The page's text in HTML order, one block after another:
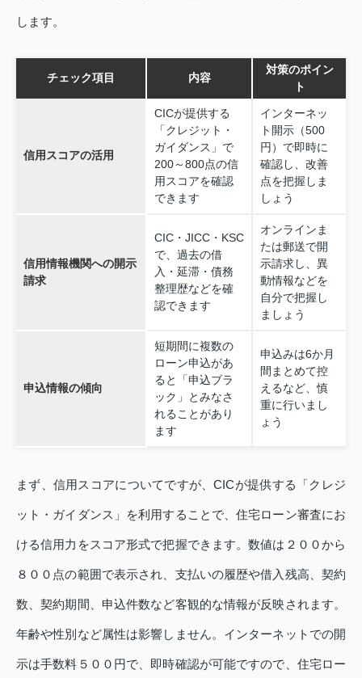
します。
チェック項目 内容
対策のポイン
ト
信用スコアの活用
CICが提供する
「クレジット・
ガイダンス」で
200～800点の信
用スコアを確認
できます
インターネッ
ト開示（500
円）で即時に
確認し、改善
点を把握しま
しょう
信用情報機関への開示
請求
CIC・JICC・KSC
で、過去の借
入・延滞・債務
整理歴などを確
認できます
オンラインま
たは郵送で開
示請求し、異
動情報などを
自分で把握し
ましょう
申込情報の傾向
短期間に複数の
ローン申込があ
ると「申込ブラ
ック」とみなさ
れることがあり
ます
申込みは6か月
間まとめて控
えるなど、慎
重に行いまし
ょう
まず、信用スコアについてですが、CICが提供する「クレジ
ット・ガイダンス」を利用することで、住宅ローン審査にお
ける信用力をスコア形式で把握できます。数値は２００から
８００点の範囲で表示され、支払いの履歴や借入残高、契約
数、契約期間、申込件数など客観的な情報が反映されます。
年齢や性別など属性は影響しません。インターネットでの開
示は手数料５００円で、即時確認が可能ですので、住宅ロー